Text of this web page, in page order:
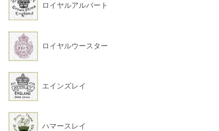
ロイヤルアルバート
ロイヤルウースター
エインズレイ
ハマースレイ